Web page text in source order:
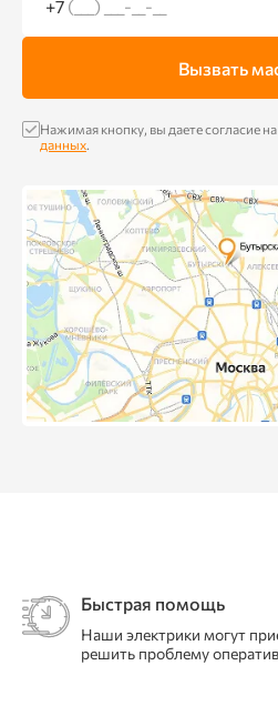
+7 (___) ___-__-__
Вызвать
Нажимая кнопку, вы даете согласие на
данных.
Быстрая помощь
Наши электрики могут
решить проблему